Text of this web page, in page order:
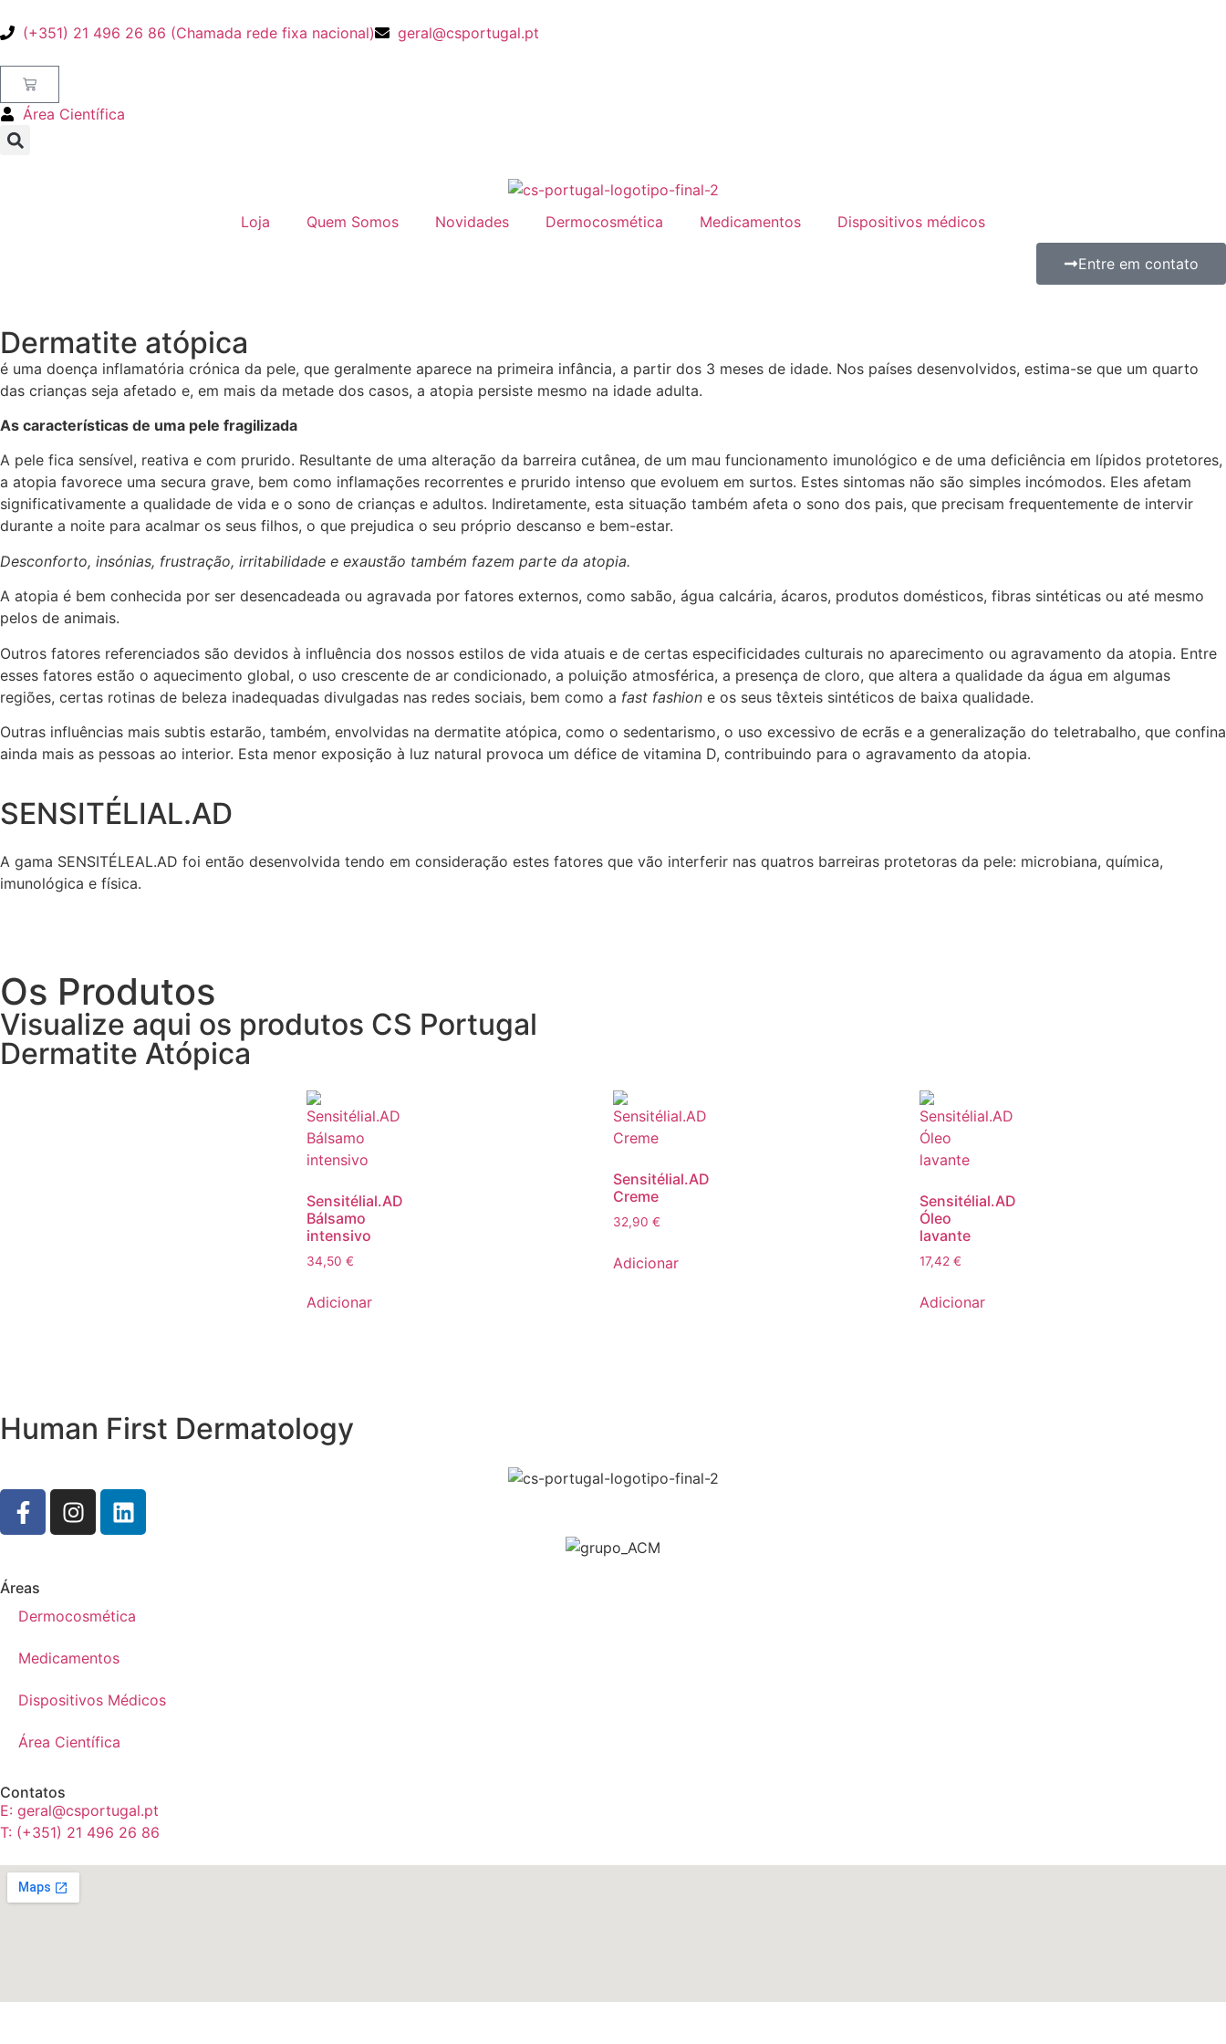
(+351) 21 496 26 86 (Chamada rede fixa nacional) geral@csportugal.pt
Área Científica
Loja Quem Somos Novidades Dermocosmética Medicamentos Dispositivos médicos
Entre em contato
Dermatite atópica
é uma doença inflamatória crónica da pele, que geralmente aparece na primeira infância, a partir dos 3 meses de idade. Nos países desenvolvidos, estima-se que um quarto
das crianças seja afetado e, em mais da metade dos casos, a atopia persiste mesmo na idade adulta.
As características de uma pele fragilizada
A pele fica sensível, reativa e com prurido. Resultante de uma alteração da barreira cutânea, de um mau funcionamento imunológico e de uma deficiência em lípidos protetores,
a atopia favorece uma secura grave, bem como inflamações recorrentes e prurido intenso que evoluem em surtos. Estes sintomas não são simples incómodos. Eles afetam
significativamente a qualidade de vida e o sono de crianças e adultos. Indiretamente, esta situação também afeta o sono dos pais, que precisam frequentemente de intervir
durante a noite para acalmar os seus filhos, o que prejudica o seu próprio descanso e bem-estar.
Desconforto, insónias, frustração, irritabilidade e exaustão também fazem parte da atopia.
A atopia é bem conhecida por ser desencadeada ou agravada por fatores externos, como sabão, água calcária, ácaros, produtos domésticos, fibras sintéticas ou até mesmo
pelos de animais.
Outros fatores referenciados são devidos à influência dos nossos estilos de vida atuais e de certas especificidades culturais no aparecimento ou agravamento da atopia. Entre
esses fatores estão o aquecimento global, o uso crescente de ar condicionado, a poluição atmosférica, a presença de cloro, que altera a qualidade da água em algumas
regiões, certas rotinas de beleza inadequadas divulgadas nas redes sociais, bem como a fast fashion e os seus têxteis sintéticos de baixa qualidade.
Outras influências mais subtis estarão, também, envolvidas na dermatite atópica, como o sedentarismo, o uso excessivo de ecrãs e a generalização do teletrabalho, que confina
ainda mais as pessoas ao interior. Esta menor exposição à luz natural provoca um défice de vitamina D, contribuindo para o agravamento da atopia.
SENSITÉLIAL.AD
A gama SENSITÉLEAL.AD foi então desenvolvida tendo em consideração estes fatores que vão interferir nas quatros barreiras protetoras da pele: microbiana, química,
imunológica e física.
Os Produtos
Visualize aqui os produtos CS Portugal
Dermatite Atópica
Sensitélial.AD
Bálsamo
intensivo
34,50 €
Adicionar
Sensitélial.AD
Creme
32,90 €
Adicionar
Sensitélial.AD
Óleo
lavante
17,42 €
Adicionar
Human First Dermatology
Áreas
Dermocosmética
Medicamentos
Dispositivos Médicos
Área Científica
Contatos
E: geral@csportugal.pt
T: (+351) 21 496 26 86